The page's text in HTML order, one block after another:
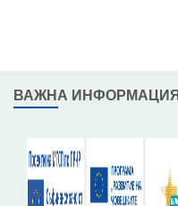
ВАЖНА ИНФОРМАЦИЯ